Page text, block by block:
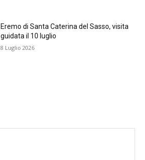
Eremo di Santa Caterina del Sasso, visita
guidata il 10 luglio
8 Luglio 2026